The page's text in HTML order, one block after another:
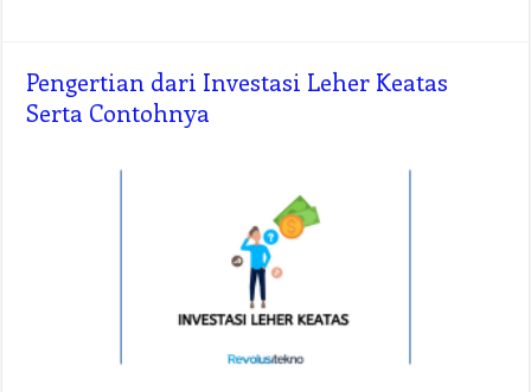
Pengertian dari Investasi Leher Keatas
Serta Contohnya